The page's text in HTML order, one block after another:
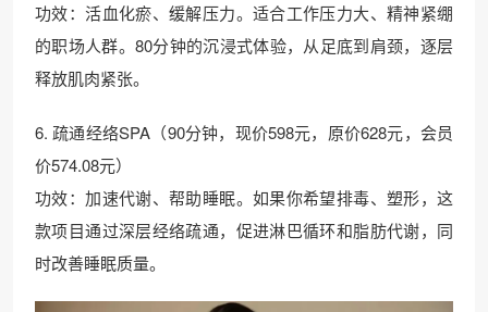
功效：活血化瘀、缓解压力。适合工作压力大、精神紧绷
的职场人群。80分钟的沉浸式体验，从足底到肩颈，逐层
释放肌肉紧张。
6. 疏通经络SPA（90分钟，现价598元，原价628元，会员
价574.08元）
功效：加速代谢、帮助睡眠。如果你希望排毒、塑形，这
款项目通过深层经络疏通，促进淋巴循环和脂肪代谢，同
时改善睡眠质量。